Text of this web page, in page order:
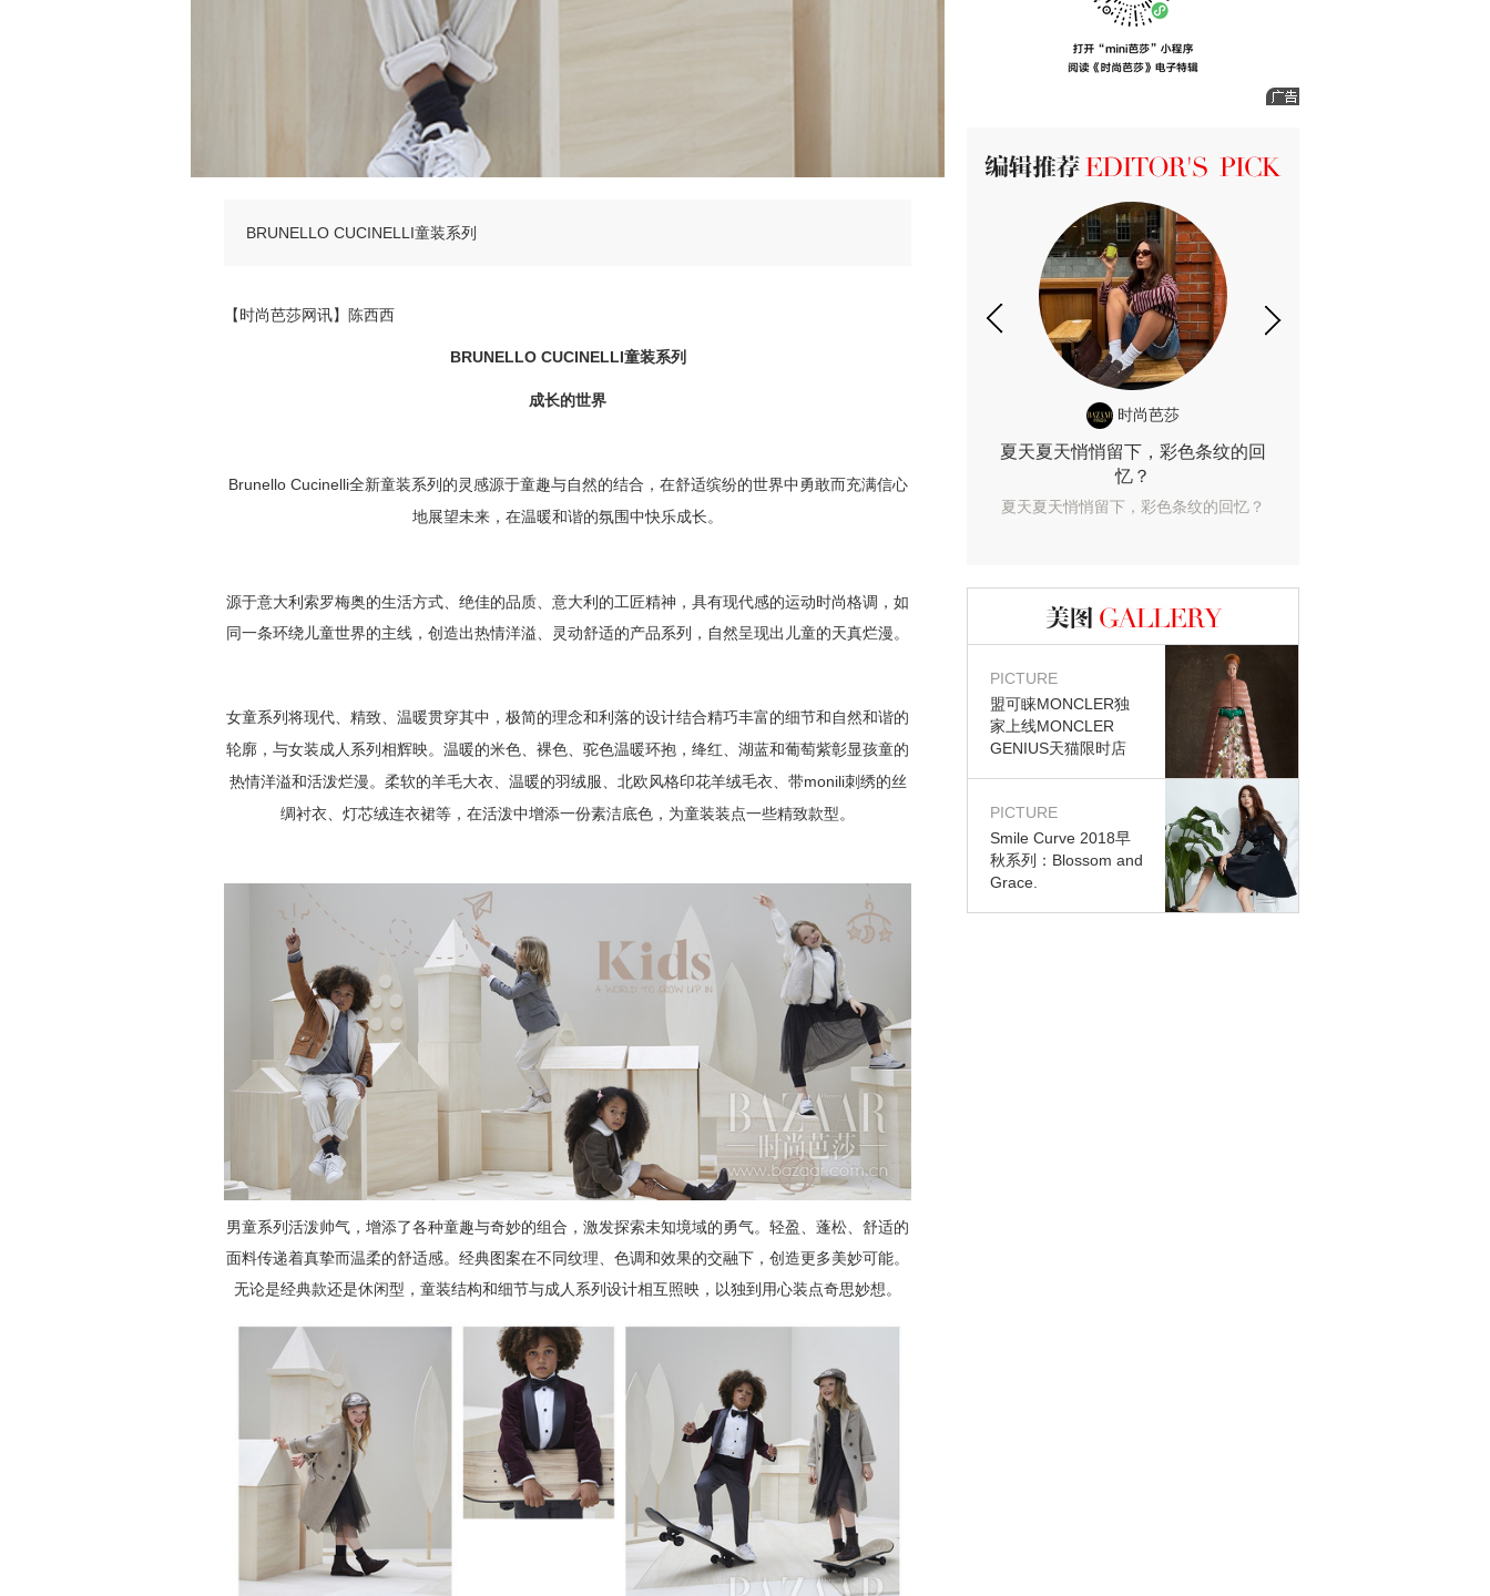
BRUNELLO CUCINELLI童装系列
【时尚芭莎网讯】陈西西
BRUNELLO CUCINELLI童装系列
成长的世界
Brunello Cucinelli全新童装系列的灵感源于童趣与自然的结合，在舒适缤纷的世界中勇敢而充满信心
地展望未来，在温暖和谐的氛围中快乐成长。
源于意大利索罗梅奥的生活方式、绝佳的品质、意大利的工匠精神，具有现代感的运动时尚格调，如
同一条环绕儿童世界的主线，创造出热情洋溢、灵动舒适的产品系列，自然呈现出儿童的天真烂漫。
女童系列将现代、精致、温暖贯穿其中，极简的理念和利落的设计结合精巧丰富的细节和自然和谐的
轮廓，与女装成人系列相辉映。温暖的米色、裸色、驼色温暖环抱，绛红、湖蓝和葡萄紫彰显孩童的
热情洋溢和活泼烂漫。柔软的羊毛大衣、温暖的羽绒服、北欧风格印花羊绒毛衣、带monili刺绣的丝
绸衬衣、灯芯绒连衣裙等，在活泼中增添一份素洁底色，为童装装点一些精致款型。
男童系列活泼帅气，增添了各种童趣与奇妙的组合，激发探索未知境域的勇气。轻盈、蓬松、舒适的
面料传递着真挚而温柔的舒适感。经典图案在不同纹理、色调和效果的交融下，创造更多美妙可能。
无论是经典款还是休闲型，童装结构和细节与成人系列设计相互照映，以独到用心装点奇思妙想。
时尚芭莎
夏天夏天悄悄留下，彩色条纹的回
忆？
夏天夏天悄悄留下，彩色条纹的回忆？
图库
PICTURE
盟可睐MONCLER独
家上线MONCLER
GENIUS天猫限时店
PICTURE
Smile Curve 2018早
秋系列：Blossom and
Grace.